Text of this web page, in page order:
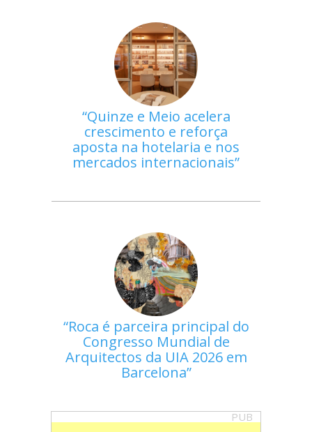
Quinze e Meio acelera
crescimento e reforça
aposta na hotelaria e nos
mercados internacionais
Roca é parceira principal do
Congresso Mundial de
Arquitectos da UIA 2026 em
Barcelona
PUB